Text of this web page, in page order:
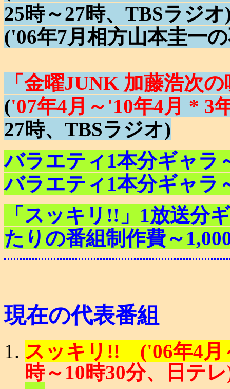
25時～27時、TBSラジオ
('06年7月相方山本圭一
「金曜JUNK 加藤浩次
('07年4月～'10年4月 * 3
27時、TBSラジオ)
バラエティ1本分ギャラ
バラエティ1本分ギャラ
「スッキリ!!」1放送分
たりの番組制作費～
現在の代表番組
スッキリ!! ('06年4月
時～10時30分、日テ